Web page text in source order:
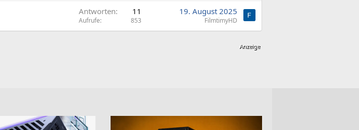
Antworten 11
Aufrufe 853
19. August 2025
FilmtimyHD